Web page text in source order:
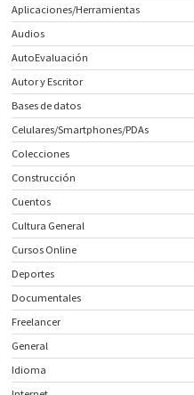
Aplicaciones/Herramientas
Audios
AutoEvaluación
Autor y Escritor
Bases de datos
Celulares/Smartphones/PDAs
Colecciones
Construcción
Cuentos
Cultura General
Cursos Online
Deportes
Documentales
Freelancer
General
Idioma